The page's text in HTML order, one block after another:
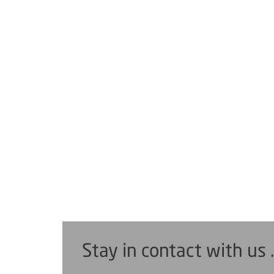
Stay in contact with us